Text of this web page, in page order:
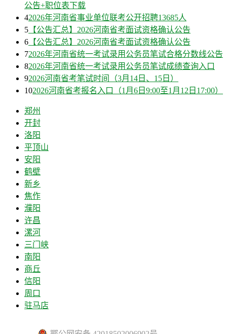
公告+职位表下载
42026年河南省事业单位联考公开招聘13685人
5 【公告汇总】2026河南省考面试资格确认公告
6 【公告汇总】2026河南省考面试资格确认公告
72026年河南省统一考试录用公务员笔试合格分数线公告
82026年河南省统一考试录用公务员笔试成绩查询入口
92026河南省考笔试时间（3月14日、15日）
102026河南省考报名入口（1月6日9:00至1月12日17:00）
郑州
开封
洛阳
平顶山
安阳
鹤壁
新乡
焦作
濮阳
许昌
漯河
三门峡
南阳
商丘
信阳
周口
驻马店